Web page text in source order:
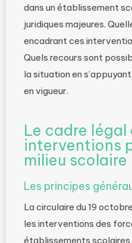
dans un établissement
juridiques majeures.
encadrant ces
Quels recours sont
la situation en
en vigueur.
Le cadre légal
interventions
milieu scolaire
Les principes
La circulaire du 19
les interventions des
établissements scolaires